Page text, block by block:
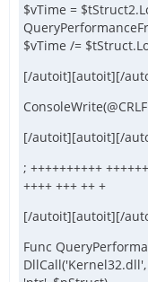
$vTime =
$vTime /=
[/autoit][autoit][/
[/autoit][autoit][/
; ++++++++++
++++ +++ ++ +
[/autoit][autoit][/
Func